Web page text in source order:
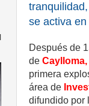
se activa
Después de
de
primera
área de
difundido por